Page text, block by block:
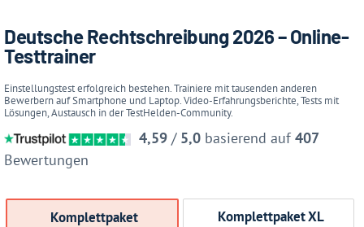
Deutsche Rechtschreibung 2026 – Online-
Testtrainer
Einstellungstest erfolgreich bestehen. Trainiere mit tausenden anderen
Bewerbern auf Smartphone und Laptop. Video-Erfahrungsberichte, Tests mit
Lösungen, Austausch in der TestHelden-Community.
4,59 / 5,0 basierend auf 407
Bewertungen
Komplettpaket Komplettpaket XL